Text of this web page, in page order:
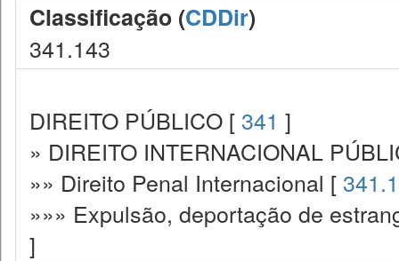
Classificação (CDDir)
341.143
DIREITO PÚBLICO [ 341 ]
» DIREITO INTERNACIONAL
»» Direito Penal Internacional [
»»» Expulsão, deportação de
]